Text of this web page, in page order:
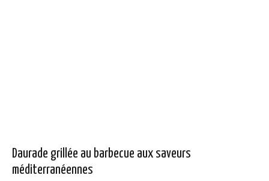
Daurade grillée au barbecue aux saveurs
méditerranéennes